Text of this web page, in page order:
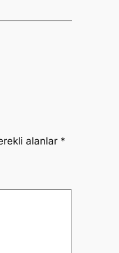
alanlar *